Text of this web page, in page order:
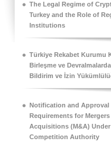
The Legal Regime of
Turkey and the Role of
Institutions
Türkiye Rekabet Kurumu
Birleşme ve
Bildirim ve İzin
Notification and Approval
Requirements for Mergers
Acquisitions (M&A)
Competition Authority